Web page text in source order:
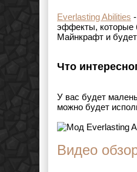
Everlasting Abilities
эффекты, которые
Майнкрафт и
Что
У вас будет
можно будет
Видео